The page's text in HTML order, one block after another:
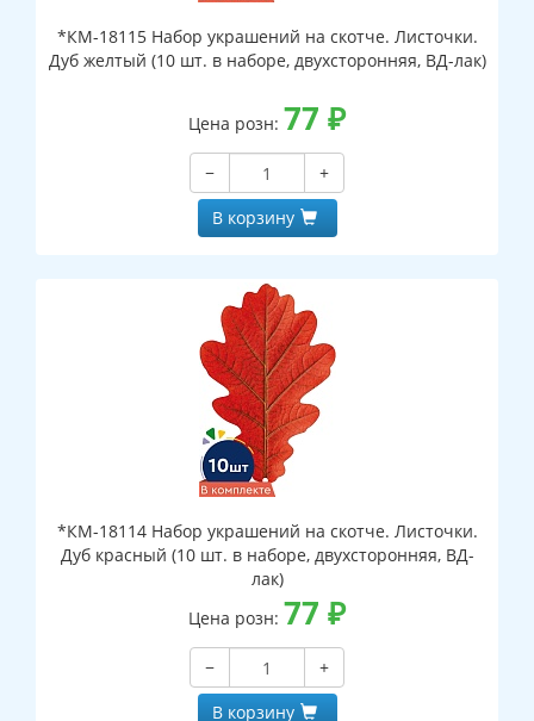
*КМ-18115 Набор украшений на скотче. Листочки.
Дуб желтый (10 шт. в наборе, двухсторонняя, ВД-лак)
Цена розн: 77 ₽
−
+
В корзину
*КМ-18114 Набор украшений на скотче. Листочки.
Дуб красный (10 шт. в наборе, двухсторонняя, ВД-
лак)
Цена розн: 77 ₽
−
+
В корзину